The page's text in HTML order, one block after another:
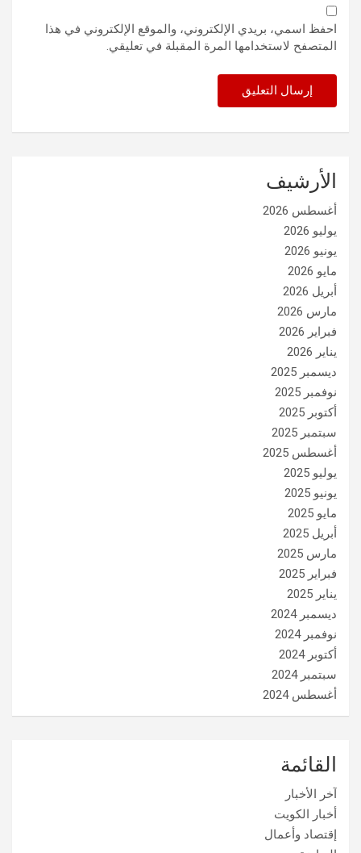
احفظ اسمي، بريدي الإلكتروني، والموقع الإلكتروني في هذا
المتصفح لاستخدامها المرة المقبلة في تعليقي.
الأرشيف
أغسطس 2026
يوليو 2026
يونيو 2026
مايو 2026
أبريل 2026
مارس 2026
فبراير 2026
يناير 2026
ديسمبر 2025
نوفمبر 2025
أكتوبر 2025
سبتمبر 2025
أغسطس 2025
يوليو 2025
يونيو 2025
مايو 2025
أبريل 2025
مارس 2025
فبراير 2025
يناير 2025
ديسمبر 2024
نوفمبر 2024
أكتوبر 2024
سبتمبر 2024
أغسطس 2024
القائمة
آخر الأخبار
أخبار الكويت
إقتصاد وأعمال